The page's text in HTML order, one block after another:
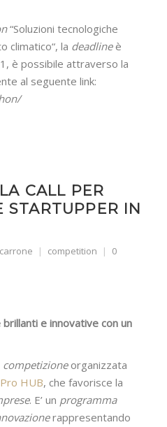
“Soluzioni tecnologiche
climatico“, la deadlineè
è possibile attraverso la
al seguente link:
CALL PER
STARTUPPER IN
competition
0
brillanti e innovative con un
competizioneorganizzata
HUB, che favorisce la
. E’ un programma
rappresentando